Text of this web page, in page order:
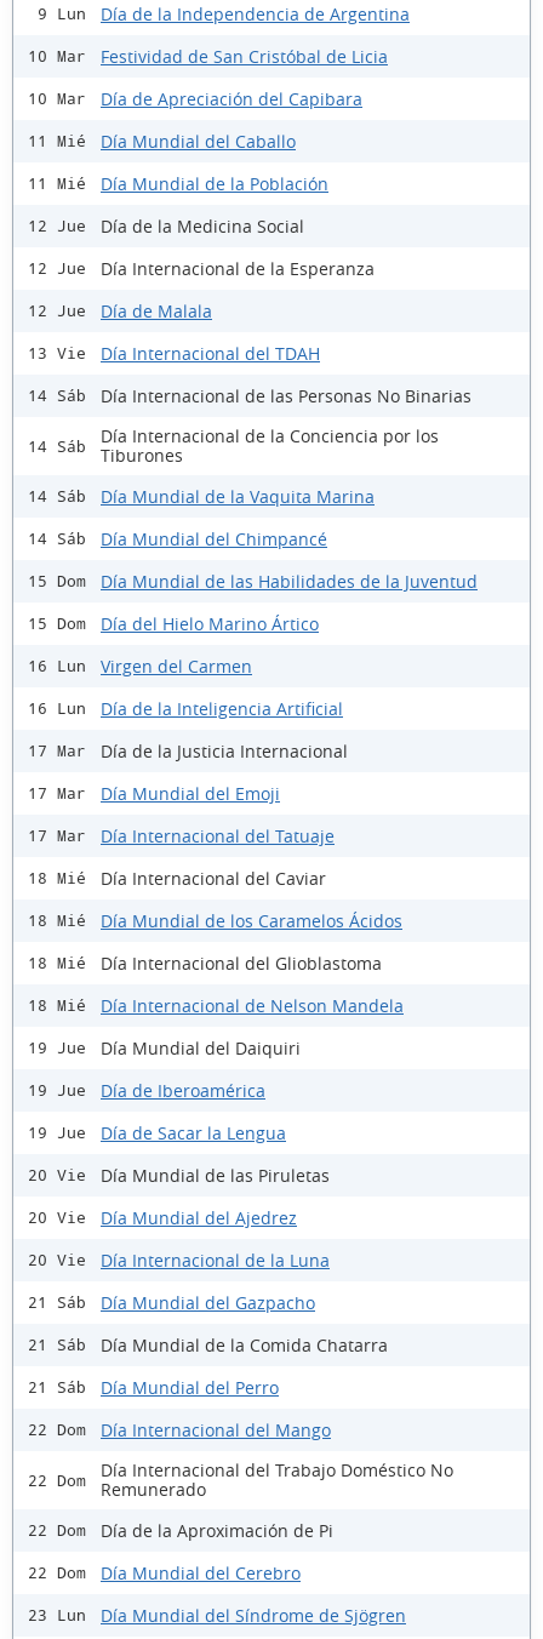
9 Lun Día de la Independencia de Argentina
10 Mar Festividad de San Cristóbal de Licia
10 Mar Día de Apreciación del Capibara
11 Mié Día Mundial del Caballo
11 Mié Día Mundial de la Población
12 Jue Día de la Medicina Social
12 Jue Día Internacional de la Esperanza
12 Jue Día de Malala
13 Vie Día Internacional del TDAH
14 Sáb Día Internacional de las Personas No Binarias
14 Sáb
Día Internacional de la Conciencia por los
Tiburones
14 Sáb Día Mundial de la Vaquita Marina
14 Sáb Día Mundial del Chimpancé
15 Dom Día Mundial de las Habilidades de la Juventud
15 Dom Día del Hielo Marino Ártico
16 Lun Virgen del Carmen
16 Lun Día de la Inteligencia Artificial
17 Mar Día de la Justicia Internacional
17 Mar Día Mundial del Emoji
17 Mar Día Internacional del Tatuaje
18 Mié Día Internacional del Caviar
18 Mié Día Mundial de los Caramelos Ácidos
18 Mié Día Internacional del Glioblastoma
18 Mié Día Internacional de Nelson Mandela
19 Jue Día Mundial del Daiquiri
19 Jue Día de Iberoamérica
19 Jue Día de Sacar la Lengua
20 Vie Día Mundial de las Piruletas
20 Vie Día Mundial del Ajedrez
20 Vie Día Internacional de la Luna
21 Sáb Día Mundial del Gazpacho
21 Sáb Día Mundial de la Comida Chatarra
21 Sáb Día Mundial del Perro
22 Dom Día Internacional del Mango
22 Dom
Día Internacional del Trabajo Doméstico No
Remunerado
22 Dom Día de la Aproximación de Pi
22 Dom Día Mundial del Cerebro
23 Lun Día Mundial del Síndrome de Sjögren